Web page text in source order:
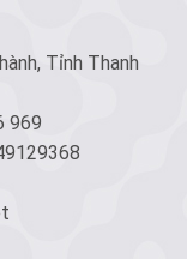
Tỉnh Thanh
969